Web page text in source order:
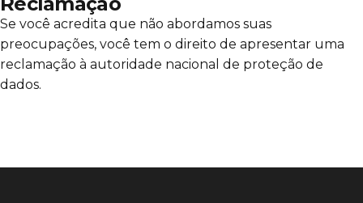
Se você acredita que não abordamos suas
preocupações, você tem o direito de apresentar uma
reclamação à autoridade nacional de proteção de
dados.